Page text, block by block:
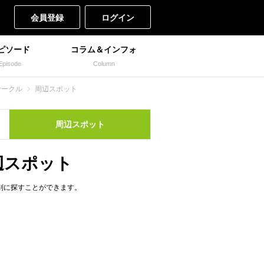
会員登録 ログイン
ソード コラム＆インフォ
Column
クル 周辺スポット
周辺 スポット
ポット
探すことができます。